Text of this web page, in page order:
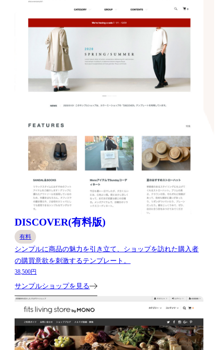
DISCOVER(有料版)
有料
シンプルに商品の魅力を引き立て、ショップを訪れた購入者
の購買意欲を刺激するテンプレート。
38,500円
サンプルショップを見る